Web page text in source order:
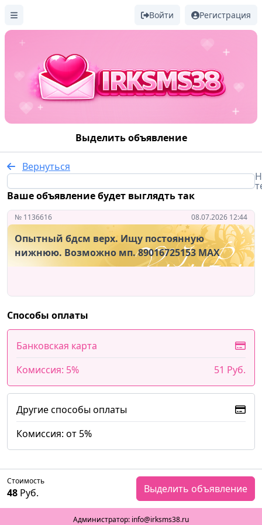
Войти Регистрация
Выделить объявление
Вернуться
Ваше объявление будет выглядть так
№ 1136616 08.07.2026 12:44
Опытный бдсм верх. Ищу постоянную
нижнюю. Возможно мп. 89016725153 МАХ
Способы оплаты
Банковская карта
Комиссия: 5%
51 Руб.
Другие способы оплаты
Комиссия: от 5%
Стоимость
48 Руб. Выделить объявление
Администратор: info@irksms38.ru